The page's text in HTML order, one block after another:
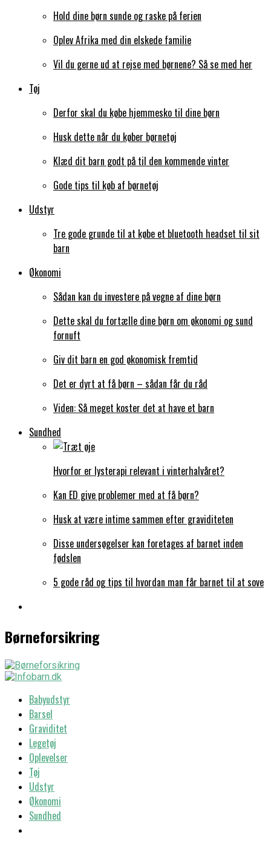
Hold dine børn sunde og raske på ferien
Oplev Afrika med din elskede familie
Vil du gerne ud at rejse med børnene? Så se med her
Tøj
Derfor skal du købe hjemmesko til dine børn
Husk dette når du køber børnetøj
Klæd dit barn godt på til den kommende vinter
Gode tips til køb af børnetøj
Udstyr
Tre gode grunde til at købe et bluetooth headset til sit
barn
Økonomi
Sådan kan du investere på vegne af dine børn
Dette skal du fortælle dine børn om økonomi og sund
fornuft
Giv dit barn en god økonomisk fremtid
Det er dyrt at få børn – sådan får du råd
Viden: Så meget koster det at have et barn
Sundhed
Hvorfor er lysterapi relevant i vinterhalvåret?
Kan ED give problemer med at få børn?
Husk at være intime sammen efter graviditeten
Disse undersøgelser kan foretages af barnet inden
fødslen
5 gode råd og tips til hvordan man får barnet til at sove
Børneforsikring
Babyudstyr
Barsel
Graviditet
Legetøj
Oplevelser
Tøj
Udstyr
Økonomi
Sundhed